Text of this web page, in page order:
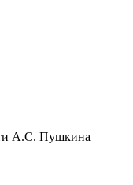
А.С. Пушкина